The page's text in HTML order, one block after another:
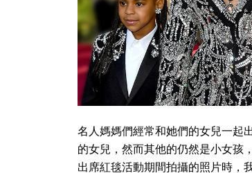
名人媽媽們經常和她們的女兒一起
的女兒，然而其他的仍然是小女孩
出席紅毯活動期間拍攝的照片時，